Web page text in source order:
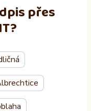
přes